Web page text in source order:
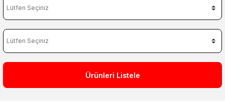
Ürünleri Listele